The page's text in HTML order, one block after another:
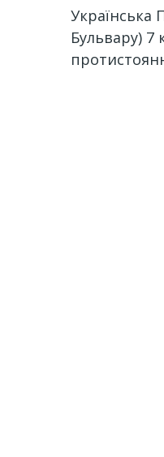
Українська
Бульвару) 7